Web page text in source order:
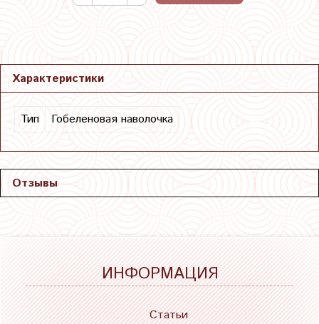
Характеристики
Тип Гобеленовая наволочка
Отзывы
ИНФОРМАЦИЯ
Статьи